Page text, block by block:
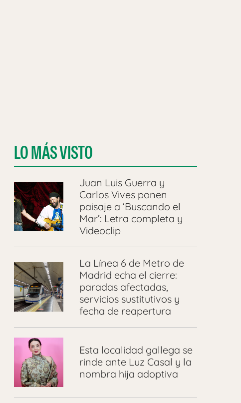
LO MÁS VISTO
Juan Luis Guerra y
Carlos Vives ponen
paisaje a ‘Buscando el
Mar’: Letra completa y
Videoclip
La Línea 6 de Metro de
Madrid echa el cierre:
paradas afectadas,
servicios sustitutivos y
fecha de reapertura
Esta localidad gallega se
rinde ante Luz Casal y la
nombra hija adoptiva